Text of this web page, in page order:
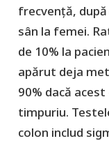
frecvență, după
sân la femei.
de 10% la
apărut deja
90% dacă
timpuriu.
colon includ